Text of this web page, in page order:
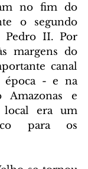
no fim do
o segundo
Pedro II. Por
margens do
canal
época - e na
e
local era um
para os